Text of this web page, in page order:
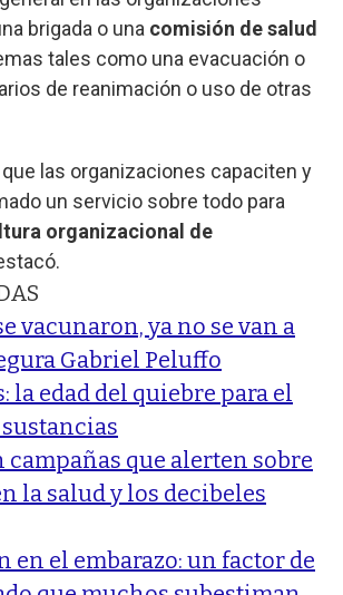
brigada o una comisión de salud
tales como una evacuación o
de reanimación o uso de otras
las organizaciones capaciten y
un servicio sobre todo para
organizacional de
vacunaron, ya no se van a
Gabriel Peluffo
la edad del quiebre para el
campañas que alerten sobre
la salud y los decibeles
en el embarazo: un factor de